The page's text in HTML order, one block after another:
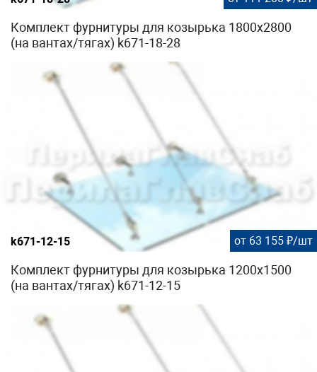
Комплект фурнитуры для козырька 1800х2800
(на вантах/тягах) k671-18-28
k671-12-15 от 63 155 ₽/шт
Комплект фурнитуры для козырька 1200х1500
(на вантах/тягах) k671-12-15